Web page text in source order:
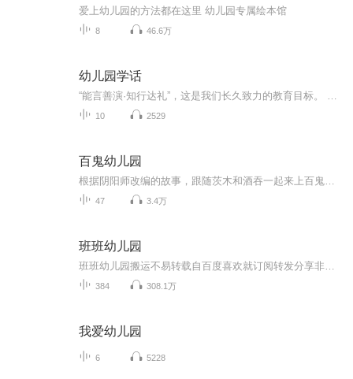
爱上幼儿园的方法都在这里 幼儿园专属绘本馆
8 46.6万
幼儿园学话
10 2529
百鬼幼儿园
47 3.4万
班班幼儿园
384 308.1万
我爱幼儿园
6 5228